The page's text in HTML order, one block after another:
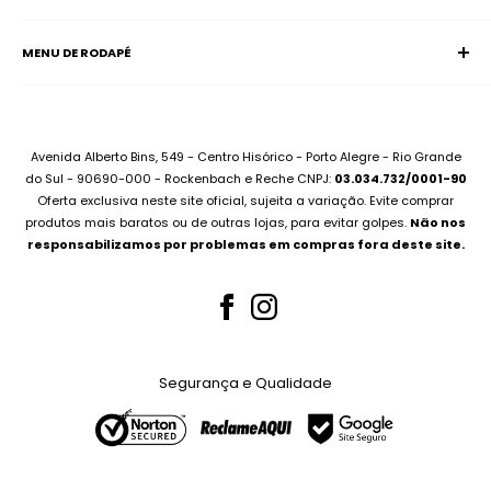
Whatsapp:(51) 99227-3667
Notebooks
Montamos seu PC
Compramos seu Notebook
Bateria Notebook
Fonte Notebook
Whatsapp (51) 99227-3667
MENU DE RODAPÉ
Sobre Assistência Técnica
Para Empresas
Canal no Youtube
Avenida Alberto Bins, 549 - Centro Hisórico - Porto Alegre - Rio Grande
do Sul - 90690-000 - Rockenbach e Reche CNPJ: 03.034.732/0001-90
Oferta exclusiva neste site oficial, sujeita a variação. Evite comprar
produtos mais baratos ou de outras lojas, para evitar golpes. Não nos
responsabilizamos por problemas em compras fora deste site.
Segurança e Qualidade